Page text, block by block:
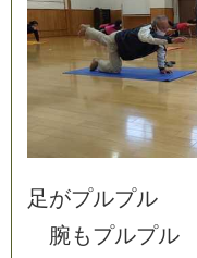
足がプルプル
腕もプルプル